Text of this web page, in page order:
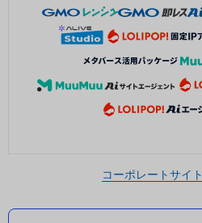
コーポレートサイト